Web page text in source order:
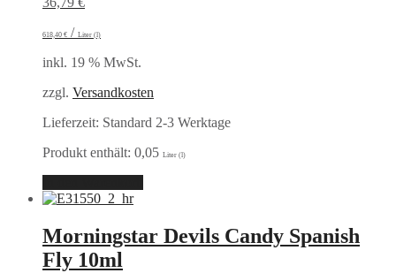
618,40 € / Liter (l)
inkl. 19 % MwSt.
zzgl. Versandkosten
Lieferzeit: Standard 2-3 Werktage
Produkt enthält: 0,05 Liter (l)
Morningstar Devils Candy Spanish
Fly 10ml